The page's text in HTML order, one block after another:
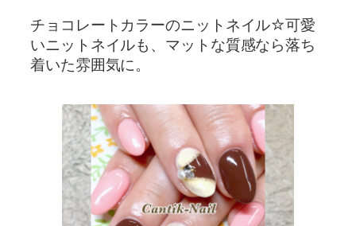
チョコレートカラーのニットネイル☆可愛
いニットネイルも、マットな質感なら落ち
着いた雰囲気に。